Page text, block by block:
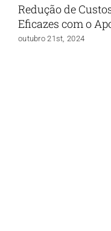
Redução de
Eficazes com o
outubro 21st, 2024